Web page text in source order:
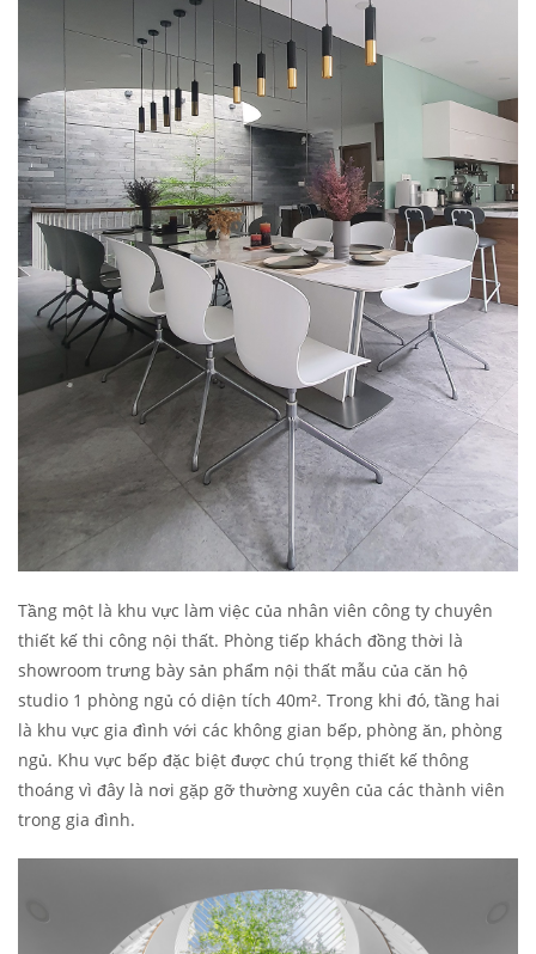
Tầng một là khu vực làm việc của nhân viên công ty chuyên
thiết kế thi công nội thất. Phòng tiếp khách đồng thời là
showroom trưng bày sản phẩm nội thất mẫu của căn hộ
studio 1 phòng ngủ có diện tích 40m². Trong khi đó, tầng hai
là khu vực gia đình với các không gian bếp, phòng ăn, phòng
ngủ. Khu vực bếp đặc biệt được chú trọng thiết kế thông
thoáng vì đây là nơi gặp gỡ thường xuyên của các thành viên
trong gia đình.